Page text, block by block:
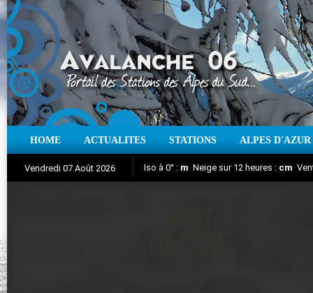
HOME ACTUALITES STATIONS ALPES D'AZUR
Vendredi 07 Août 2026 Iso à 0° : m Neige sur 12 heures : cm